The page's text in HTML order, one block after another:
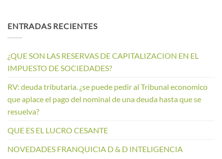
ENTRADAS RECIENTES
¿QUE SON LAS RESERVAS DE CAPITALIZACION EN EL
IMPUESTO DE SOCIEDADES?
RV: deuda tributaria. ¿se puede pedir al Tribunal economico
que aplace el pago del nominal de una deuda hasta que se
resuelva?
QUE ES EL LUCRO CESANTE
NOVEDADES FRANQUICIA D & D INTELIGENCIA